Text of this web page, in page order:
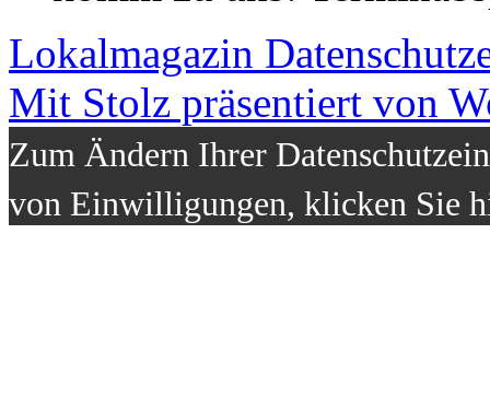
Lokalmagazin
Mit Stolz präsentiert von
Zum Ändern Ihrer
von Einwilligungen, klicken Sie